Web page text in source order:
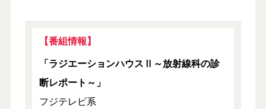
【番組情報】
「ラジエーションハウスⅡ～放射線科の診
断レポート～」
フジテレビ系